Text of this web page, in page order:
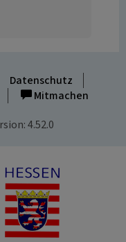
Datenschutz
Mitmachen
4.52.0